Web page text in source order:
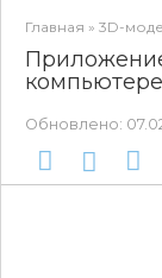
Главная » 3D-
компьютере
Обновлено: